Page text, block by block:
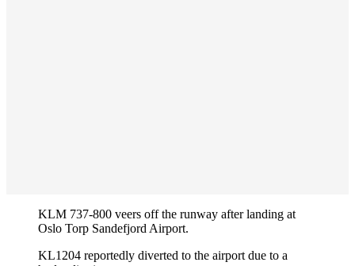
KLM 737-800 veers off the runway after landing at
Oslo Torp Sandefjord Airport.
KL1204 reportedly diverted to the airport due to a